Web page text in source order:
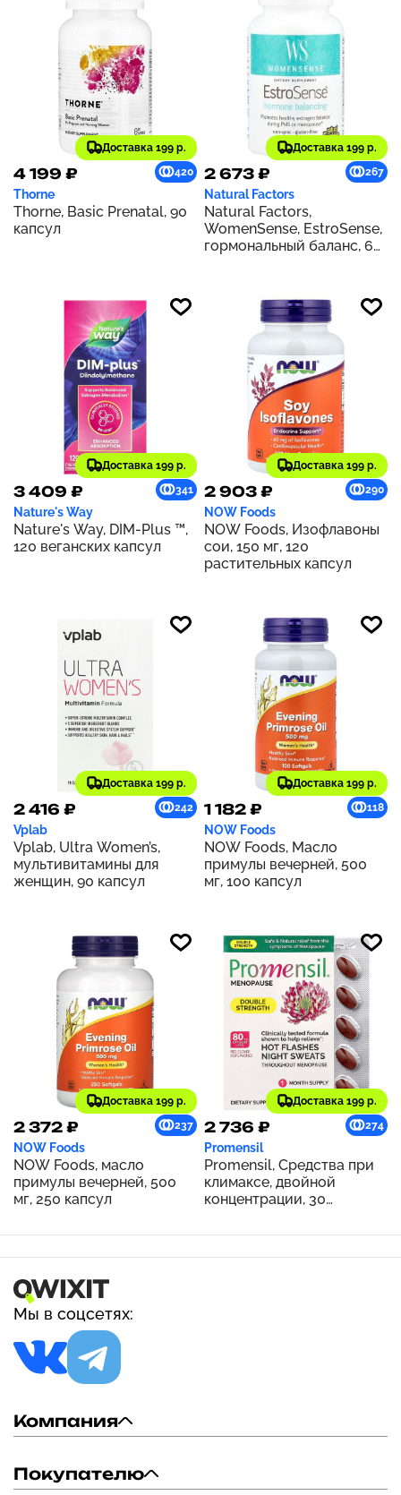
Доставка 199 р.
4 199 ₽ 420
Thorne
Thorne, Basic Prenatal, 90
капсул
Доставка 199 р.
2 673 ₽ 267
Natural Factors
Natural Factors,
WomenSense, EstroSense,
гормональный баланс, 60
Доставка 199 р.
3 409 ₽ 341
Nature's Way
Nature's Way, DIM-Plus ™,
120 веганских капсул
Доставка 199 р.
2 903 ₽ 290
NOW Foods
NOW Foods, Изофлавоны
сои, 150 мг, 120
растительных капсул
Доставка 199 р.
2 416 ₽ 242
Vplab
Vplab, Ultra Women’s,
мультивитамины для
женщин, 90 капсул
Доставка 199 р.
1 182 ₽ 118
NOW Foods
NOW Foods, Масло
примулы вечерней, 500
мг, 100 капсул
Доставка 199 р.
2 372 ₽ 237
NOW Foods
NOW Foods, масло
примулы вечерней, 500
мг, 250 капсул
Доставка 199 р.
2 736 ₽ 274
Promensil
Promensil, Средства при
климаксе, двойной
концентрации, 30
Мы в соцсетях:
Компания
Покупателю